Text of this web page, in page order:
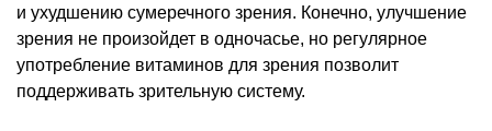
и ухудшению сумеречного зрения. Конечно, улучшение
зрения не произойдет в одночасье, но регулярное
употребление витаминов для зрения позволит
поддерживать зрительную систему.